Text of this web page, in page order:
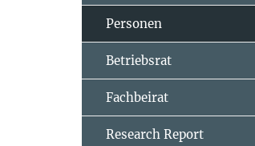
Personen
Betriebsrat
Fachbeirat
Research Report